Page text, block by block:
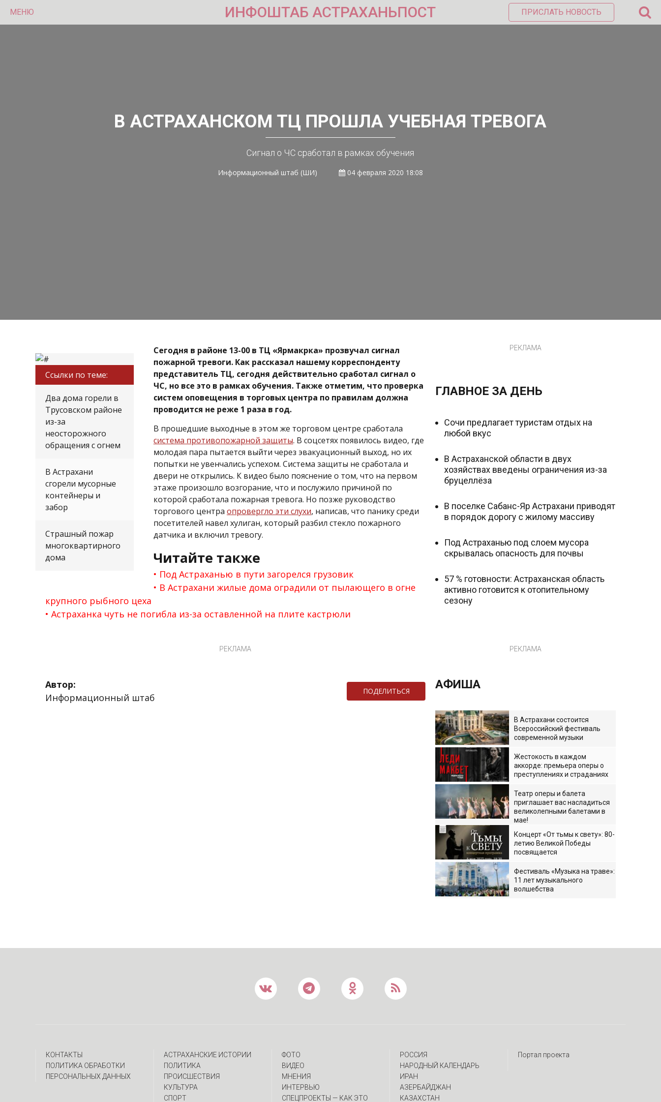
МЕНЮ ИНФОШТАБ АСТРАХАНЬПОСТ ПРИСЛАТЬ НОВОСТЬ
В АСТРАХАНСКОМ ТЦ ПРОШЛА УЧЕБНАЯ ТРЕВОГА
Сигнал о ЧС сработал в рамках обучения
Информационный штаб (ШИ) 04 февраля 2020 18:08
Ссылки по теме:
Два дома горели в
Трусовском районе
из-за
неосторожного
обращения с огнем
В Астрахани
сгорели мусорные
контейнеры и
забор
Страшный пожар
многоквартирного
дома
Сегодня в районе 13-00 в ТЦ «Ярмакрка» прозвучал сигнал
пожарной тревоги. Как рассказал нашему корреспонденту
представитель ТЦ, сегодня действительно сработал сигнал о
ЧС, но все это в рамках обучения. Также отметим, что проверка
систем оповещения в торговых центра по правилам должна
проводится не реже 1 раза в год.
В прошедшие выходные в этом же торговом центре сработала
система противопожарной защиты. В соцсетях появилось видео, где
молодая пара пытается выйти через эвакуационный выход, но их
попытки не увенчались успехом. Система защиты не сработала и
двери не открылись. К видео было пояснение о том, что на первом
этаже произошло возгорание, что и послужило причиной по
которой сработала пожарная тревога. Но позже руководство
торгового центра опровергло эти слухи, написав, что панику среди
посетителей навел хулиган, который разбил стекло пожарного
датчика и включил тревогу.
Читайте также
Под Астраханью в пути загорелся грузовик
В Астрахани жилые дома оградили от пылающего в огне
крупного рыбного цеха
Астраханка чуть не погибла из-за оставленной на плите кастрюли
РЕКЛАМА
Автор:
Информационный штаб
ПОДЕЛИТЬСЯ
РЕКЛАМА
ГЛАВНОЕ ЗА ДЕНЬ
Сочи предлагает туристам отдых на
любой вкус
В Астраханской области в двух
хозяйствах введены ограничения из-за
бруцеллёза
В поселке Сабанс-Яр Астрахани приводят
в порядок дорогу с жилому массиву
Под Астраханью под слоем мусора
скрывалась опасность для почвы
57 % готовности: Астраханская область
активно готовится к отопительному
сезону
РЕКЛАМА
АФИША
В Астрахани состоится
Всероссийский фестиваль
современной музыки
Жестокость в каждом
аккорде: премьера оперы о
преступлениях и страданиях
Театр оперы и балета
приглашает вас насладиться
великолепными балетами в
мае!
Концерт «От тьмы к свету»: 80-
летию Великой Победы
посвящается
Фестиваль «Музыка на траве»:
11 лет музыкального
волшебства
КОНТАКТЫ
ПОЛИТИКА ОБРАБОТКИ
ПЕРСОНАЛЬНЫХ ДАННЫХ
АСТРАХАНСКИЕ ИСТОРИИ
ПОЛИТИКА
ПРОИСШЕСТВИЯ
КУЛЬТУРА
СПОРТ
ФОТО
ВИДЕО
МНЕНИЯ
ИНТЕРВЬЮ
CПЕЦПРОЕКТЫ — КАК ЭТО
РОССИЯ
НАРОДНЫЙ КАЛЕНДАРЬ
ИРАН
АЗЕРБАЙДЖАН
КАЗАХСТАН
Портал проекта